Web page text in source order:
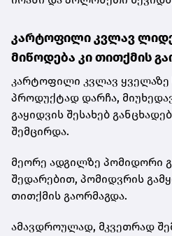
კარტოფილი კვლავ
მიწოდება კი თითქმის
კარტოფილი კვლავ ყველაზე
პროდუქტად დარჩა,
გაყიდვის შესახებ
შემცირდა.
მეორე ადგილზე პომიდორი
შედარებით, პომიდვრის
თითქმის გაორმაგდა.
ამავდროულად, მკვეთრად